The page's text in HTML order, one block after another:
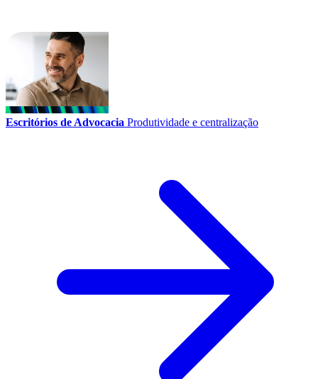
Escritórios de Advocacia Produtividade e centralização